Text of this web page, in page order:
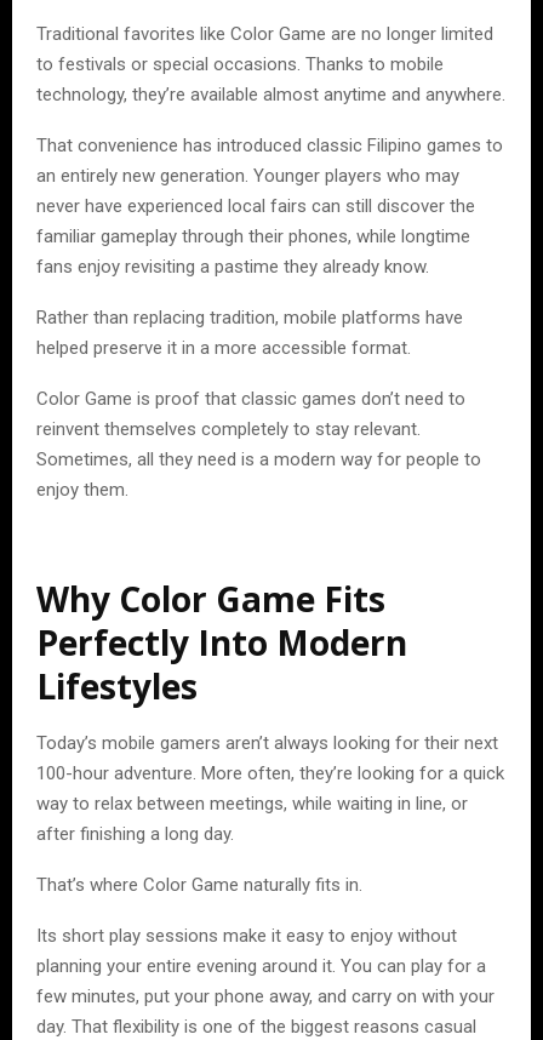
Traditional favorites like Color Game are no longer limited
to festivals or special occasions. Thanks to mobile
technology, they’re available almost anytime and anywhere.
That convenience has introduced classic Filipino games to
an entirely new generation. Younger players who may
never have experienced local fairs can still discover the
familiar gameplay through their phones, while longtime
fans enjoy revisiting a pastime they already know.
Rather than replacing tradition, mobile platforms have
helped preserve it in a more accessible format.
Color Game is proof that classic games don’t need to
reinvent themselves completely to stay relevant.
Sometimes, all they need is a modern way for people to
enjoy them.
Why Color Game Fits
Perfectly Into Modern
Lifestyles
Today’s mobile gamers aren’t always looking for their next
100-hour adventure. More often, they’re looking for a quick
way to relax between meetings, while waiting in line, or
after finishing a long day.
That’s where Color Game naturally fits in.
Its short play sessions make it easy to enjoy without
planning your entire evening around it. You can play for a
few minutes, put your phone away, and carry on with your
day. That flexibility is one of the biggest reasons casual